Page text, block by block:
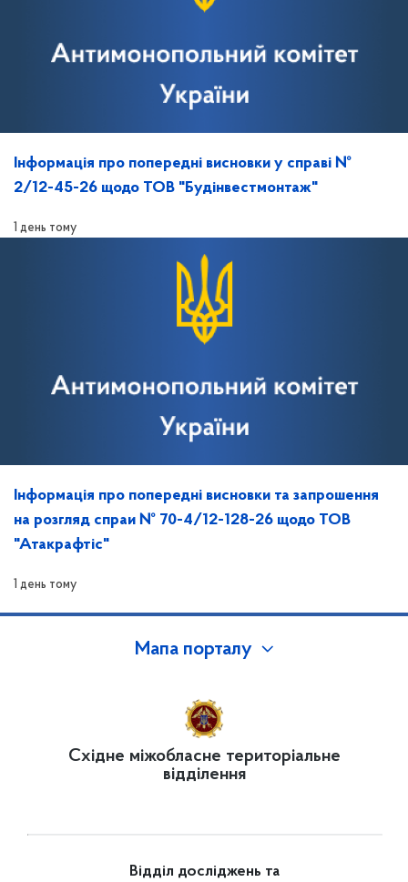
Інформація про попередні висновки у справі №
2/12-45-26 щодо ТОВ "Будінвестмонтаж"
1 день тому
Інформація про попередні висновки та запрошення
на розгляд спраи № 70-4/12-128-26 щодо ТОВ
"Атакрафтіс"
1 день тому
Мапа порталу
Східне міжобласне територіальне
відділення
Відділ досліджень та